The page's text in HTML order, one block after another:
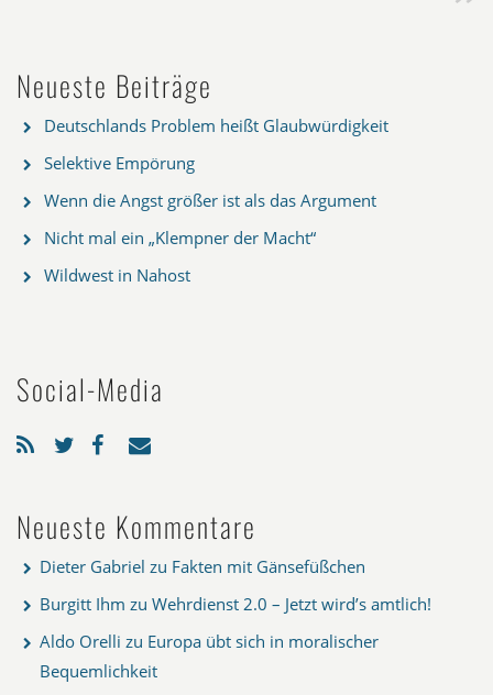
Neueste Beiträge
Deutschlands Problem heißt Glaubwürdigkeit
Selektive Empörung
Wenn die Angst größer ist als das Argument
Nicht mal ein „Klempner der Macht“
Wildwest in Nahost
Social-Media
Neueste Kommentare
Dieter Gabriel zu Fakten mit Gänsefüßchen
Burgitt Ihm zu Wehrdienst 2.0 – Jetzt wird’s amtlich!
Aldo Orelli zu Europa übt sich in moralischer
Bequemlichkeit